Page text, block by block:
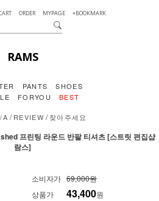
ORDER MYPAGE +BOOKMARK
RAMS
PANTS
SHOES
FORYOU BEST
A /REVIEW /찾아주세요
프린팅 라운드 반팔 티셔츠 [스트릿 편집샵
람스]
소비자가 69,000원
상품가
43,400원